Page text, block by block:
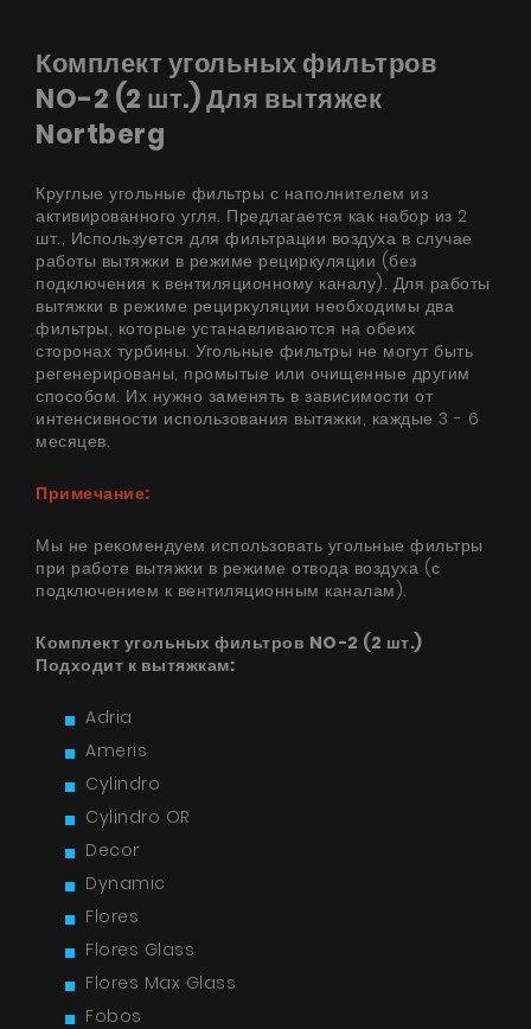
Комплект угольных фильтров
NO-2 (2 шт.) Для вытяжек
Nortberg
Круглые угольные фильтры с наполнителем из
активированного угля. Предлагается как набор из 2
шт., Используется для фильтрации воздуха в случае
работы вытяжки в режиме рециркуляции (без
подключения к вентиляционному каналу). Для работы
вытяжки в режиме рециркуляции необходимы два
фильтры, которые устанавливаются на обеих
сторонах турбины. Угольные фильтры не могут быть
регенерированы, промытые или очищенные другим
способом. Их нужно заменять в зависимости от
интенсивности использования вытяжки, каждые 3 - 6
месяцев.
Примечание:
Мы не рекомендуем использовать угольные фильтры
при работе вытяжки в режиме отвода воздуха (с
подключением к вентиляционным каналам).
Комплект угольных фильтров NO-2 (2 шт.)
Подходит к вытяжкам:
Adria
Ameris
Cylindro
Cylindro OR
Decor
Dynamic
Flores
Flores Glass
Flores Max Glass
Fobos